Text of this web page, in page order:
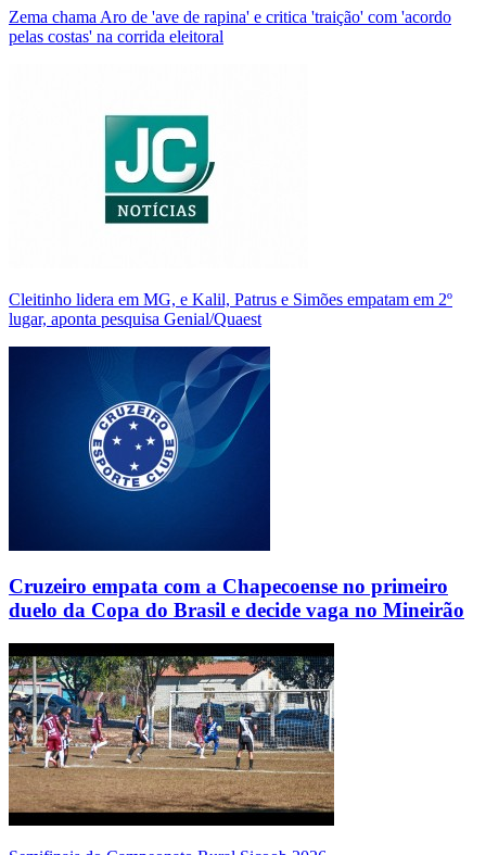
Zema chama Aro de 'ave de rapina' e critica 'traição' com 'acordo
pelas costas' na corrida eleitoral
Cleitinho lidera em MG, e Kalil, Patrus e Simões empatam em 2º
lugar, aponta pesquisa Genial/Quaest
Cruzeiro empata com a Chapecoense no primeiro
duelo da Copa do Brasil e decide vaga no Mineirão